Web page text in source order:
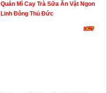
Quán Mì Cay Trà Sữa Ăn Vặt Ngon
Linh Đông Thủ Đức